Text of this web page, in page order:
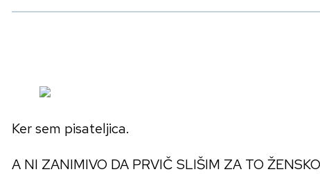
Ker sem pisateljica.
A NI ZANIMIVO DA PRVIČ SLIŠIM ZA TO